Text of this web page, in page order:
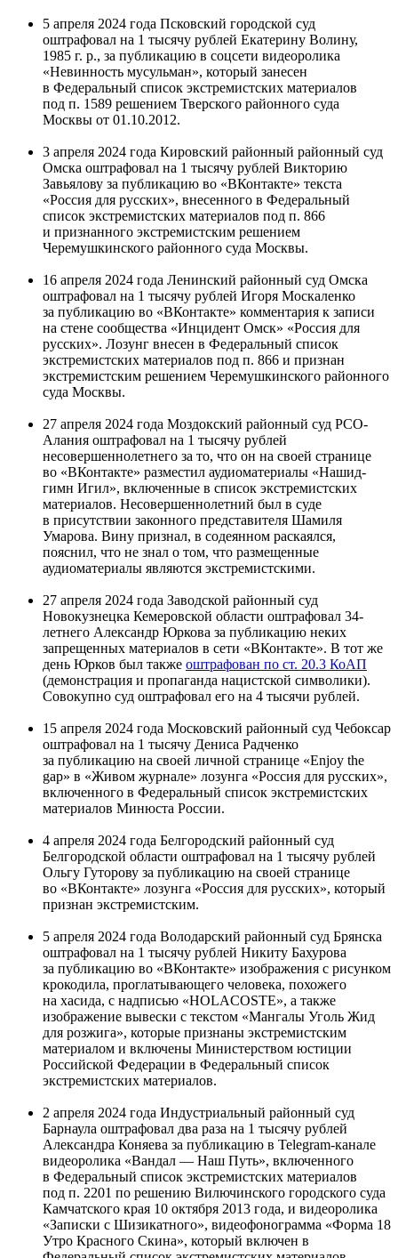
5 апреля 2024 года Псковский городской суд
оштрафовал на 1 тысячу рублей Екатерину Волину,
1985 г. р., за публикацию в соцсети видеоролика
«Невинность мусульман», который занесен
в Федеральный список экстремистских материалов
под п. 1589 решением Тверского районного суда
Москвы от 01.10.2012.
3 апреля 2024 года Кировский районный районный суд
Омска оштрафовал на 1 тысячу рублей Викторию
Завьялову за публикацию во «ВКонтакте» текста
«Россия для русских», внесенного в Федеральный
список экстремистских материалов под п. 866
и признанного экстремистским решением
Черемушкинского районного суда Москвы.
16 апреля 2024 года Ленинский районный суд Омска
оштрафовал на 1 тысячу рублей Игоря Москаленко
за публикацию во «ВКонтакте» комментария к записи
на стене сообщества «Инцидент Омск» «Россия для
русских». Лозунг внесен в Федеральный список
экстремистских материалов под п. 866 и признан
экстремистским решением Черемушкинского районного
суда Москвы.
27 апреля 2024 года Моздокский районный суд РСО-
Алания оштрафовал на 1 тысячу рублей
несовершеннолетнего за то, что он на своей странице
во «ВКонтакте» разместил аудиоматериалы «Нашид-
гимн Игил», включенные в список экстремистских
материалов. Несовершеннолетний был в суде
в присутствии законного представителя Шамиля
Умарова. Вину признал, в содеянном раскаялся,
пояснил, что не знал о том, что размещенные
аудиоматериалы являются экстремистскими.
27 апреля 2024 года Заводской районный суд
Новокузнецка Кемеровской области оштрафовал 34-
летнего Александр Юркова за публикацию неких
запрещенных материалов в сети «ВКонтакте». В тот же
день Юрков был также оштрафован по ст. 20.3 КоАП
(демонстрация и пропаганда нацистской символики).
Совокупно суд оштрафовал его на 4 тысячи рублей.
15 апреля 2024 года Московский районный суд Чебоксар
оштрафовал на 1 тысячу Дениса Радченко
за публикацию на своей личной странице «Enjoy the
gap» в «Живом журнале» лозунга «Россия для русских»,
включенного в Федеральный список экстремистских
материалов Минюста России.
4 апреля 2024 года Белгородский районный суд
Белгородской области оштрафовал на 1 тысячу рублей
Ольгу Гуторову за публикацию на своей странице
во «ВКонтакте» лозунга «Россия для русских», который
признан экстремистским.
5 апреля 2024 года Володарский районный суд Брянска
оштрафовал на 1 тысячу рублей Никиту Бахурова
за публикацию во «ВКонтакте» изображения с рисунком
крокодила, проглатывающего человека, похожего
на хасида, с надписью «HOLACOSTE», а также
изображение вывески с текстом «Мангалы Уголь Жид
для розжига», которые признаны экстремистским
материалом и включены Министерством юстиции
Российской Федерации в Федеральный список
экстремистских материалов.
2 апреля 2024 года Индустриальный районный суд
Барнаула оштрафовал два раза на 1 тысячу рублей
Александра Коняева за публикацию в Telegram-канале
видеоролика «Вандал — Наш Путь», включенного
в Федеральный список экстремистских материалов
под п. 2201 по решению Вилючинского городского суда
Камчатского края 10 октября 2013 года, и видеоролика
«Записки с Шизикатного», видеофонограмма «Форма 18
Утро Красного Скина», который включен в